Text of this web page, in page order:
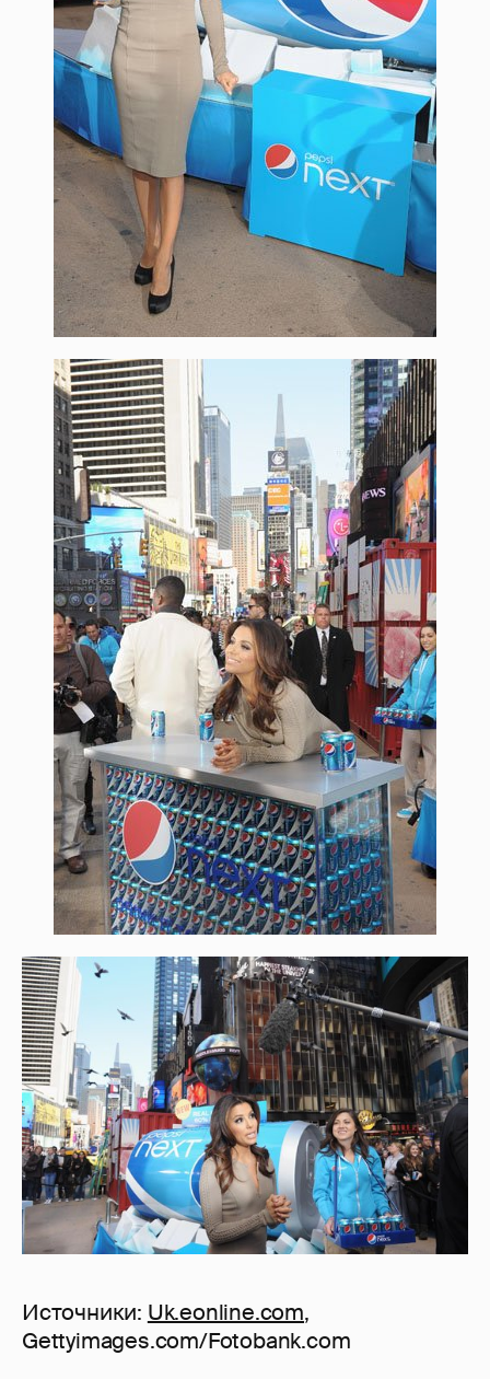
Источники: Uk.eonline.com,
Gettyimages.com/Fotobank.com